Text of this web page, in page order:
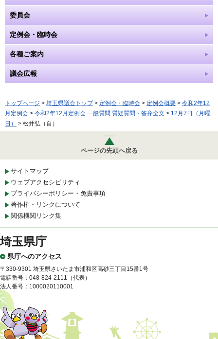
委員会
定例会・臨時会
各種ご案内
議会広報
トップページ > 埼玉県議会トップ> 定例会・臨時会 > 定例会概要 > 令和2年12
月定例会 > 令和2年12月定例会 一般質問 質疑質問・答弁全文 > 12月7日（月曜
日）
> 松井弘（自）
ページの先頭へ戻る
サイトマップ
ウェブアクセシビリティ
プライバシーポリシー・免責事項
著作権・リンクについて
関係機関リンク集
埼玉県庁
県庁へのアクセス
〒330-9301 埼玉県さいたま市浦和区高砂三丁目15番1号
電話番号：048-824-2111（代表）
法人番号：1000020110001